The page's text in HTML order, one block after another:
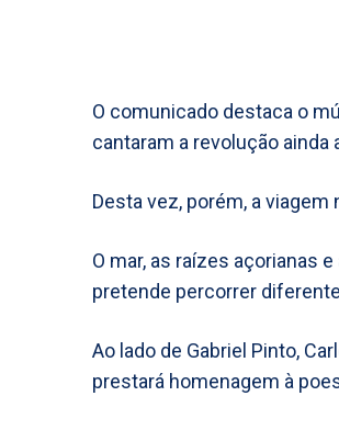
O comunicado destaca o
cantaram a revolução ainda
Desta vez, porém, a
O mar, as raízes açorianas
pretende percorrer
Ao lado de Gabriel Pinto,
prestará homenagem à